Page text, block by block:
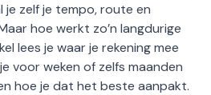
zelf je tempo, route en
hoe werkt zo’n langdurige
lees je waar je rekening mee
voor weken of zelfs maanden
hoe je dat het beste aanpakt.